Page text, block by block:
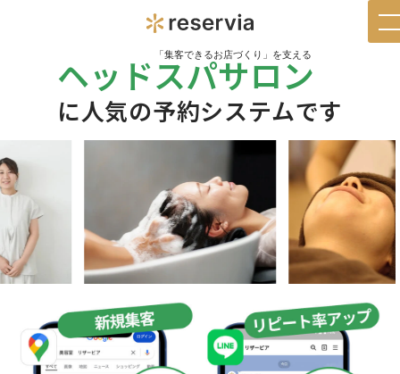
「集客できるお店づくり」を支える
ヘッドスパサロン
に人気の予約システムです